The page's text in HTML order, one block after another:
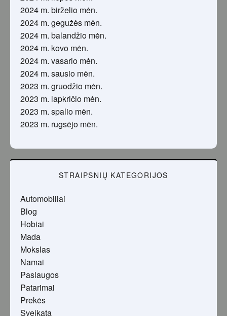
2024 m. birželio mėn.
2024 m. gegužės mėn.
2024 m. balandžio mėn.
2024 m. kovo mėn.
2024 m. vasario mėn.
2024 m. sausio mėn.
2023 m. gruodžio mėn.
2023 m. lapkričio mėn.
2023 m. spalio mėn.
2023 m. rugsėjo mėn.
STRAIPSNIŲ KATEGORIJOS
Automobiliai
Blog
Hobiai
Mada
Mokslas
Namai
Paslaugos
Patarimai
Prekės
Sveikata